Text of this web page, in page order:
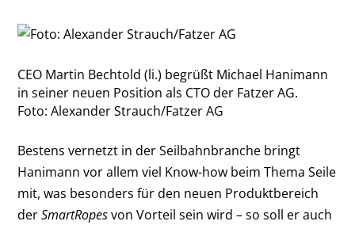
CEO Martin Bechtold (li.) begrüßt Michael Hanimann
in seiner neuen Position als CTO der Fatzer AG.
Foto: Alexander Strauch/Fatzer AG
Bestens vernetzt in der Seilbahnbranche bringt
Hanimann vor allem viel Know-how beim Thema Seile
mit, was besonders für den neuen Produktbereich
derSmartRopesvon Vorteil sein wird – so soll er auch